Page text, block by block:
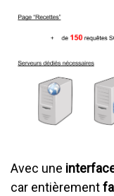
Avec une
car entièrement